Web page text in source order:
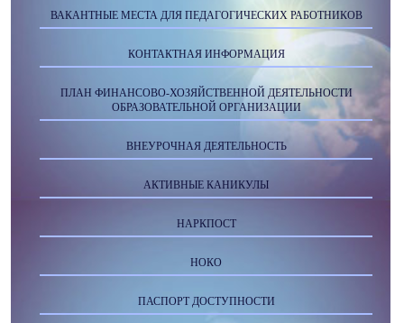
ВАКАНТНЫЕ МЕСТА ДЛЯ ПЕДАГОГИЧЕСКИХ РАБОТНИКОВ
КОНТАКТНАЯ ИНФОРМАЦИЯ
ПЛАН ФИНАНСОВО-ХОЗЯЙСТВЕННОЙ ДЕЯТЕЛЬНОСТИ
ОБРАЗОВАТЕЛЬНОЙ ОРГАНИЗАЦИИ
ВНЕУРОЧНАЯ ДЕЯТЕЛЬНОСТЬ
АКТИВНЫЕ КАНИКУЛЫ
НАРКПОСТ
НОКО
ПАСПОРТ ДОСТУПНОСТИ